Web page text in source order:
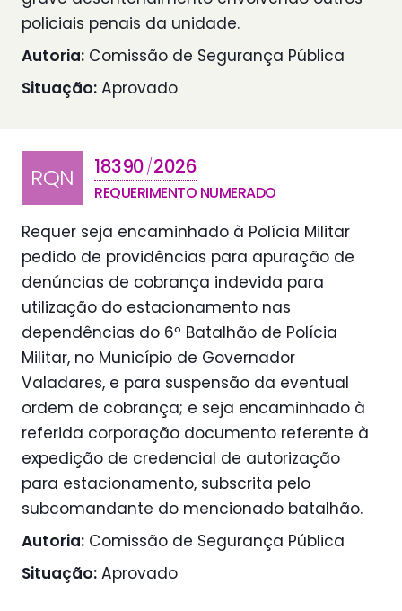
policiais penais da unidade.
Autoria: Comissão de Segurança Pública
Situação: Aprovado
RQN 18390/2026
REQUERIMENTO NUMERADO
Requer seja encaminhado à Polícia Militar
pedido de providências para apuração de
denúncias de cobrança indevida para
utilização do estacionamento nas
dependências do 6º Batalhão de Polícia
Militar, no Município de Governador
Valadares, e para suspensão da eventual
ordem de cobrança; e seja encaminhado à
referida corporação documento referente à
expedição de credencial de autorização
para estacionamento, subscrita pelo
subcomandante do mencionado batalhão.
Autoria: Comissão de Segurança Pública
Situação: Aprovado